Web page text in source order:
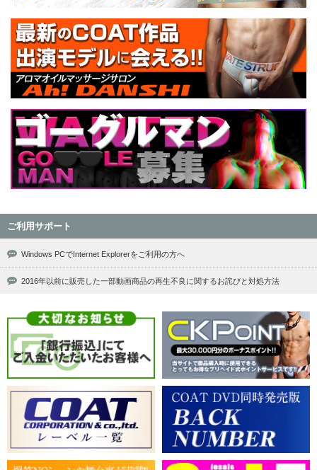
ご利用サポート
Windows PCでInternet Explorerをご利用の方へ
2016年以前に販売した一部動画商品の再生不良に関するお詫びと対処方法